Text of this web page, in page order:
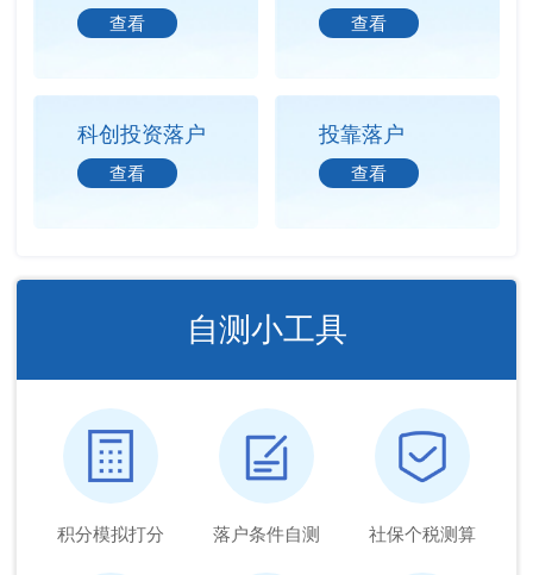
查看 查看
科创投资落户
查看
投靠落户
查看
自测小工具
积分模拟打分 落户条件自测 社保个税测算